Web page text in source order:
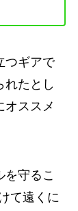
つギアで
れたとし
オススメ
守るこ
て遠くに